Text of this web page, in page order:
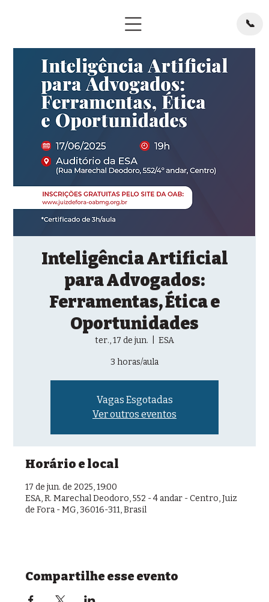
📞
Inteligência Artificial
para Advogados:
Ferramentas, Ética e
Oportunidades
ter., 17 de jun. ESA
3 horas/aula
Vagas Esgotadas
Ver outros eventos
Horário e local
17 de jun. de 2025, 19:00
ESA, R. Marechal Deodoro, 552 - 4 andar - Centro, Juiz
de Fora - MG, 36016-311, Brasil
Compartilhe esse evento